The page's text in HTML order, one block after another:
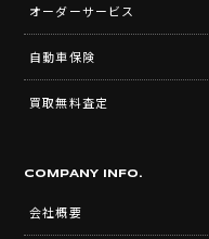
オーダーサービス
自動車保険
買取無料査定
COMPANY INFO.
会社概要